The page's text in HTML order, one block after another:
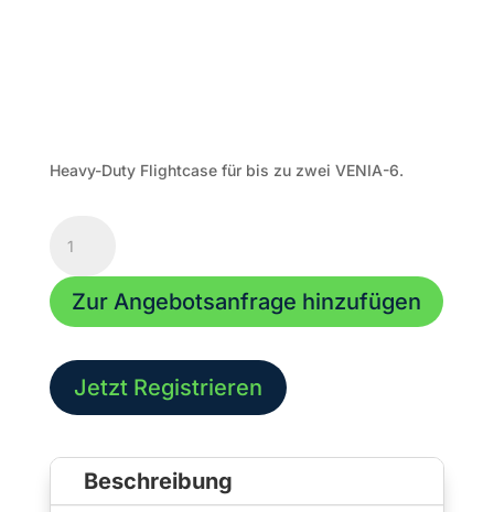
Heavy-Duty Flightcase für bis zu zwei VENIA-6.
Duty
Flightcase
für
bis
2
x
6
Menge
Zur Angebotsanfrage hinzufügen
Jetzt Registrieren
Beschreibung